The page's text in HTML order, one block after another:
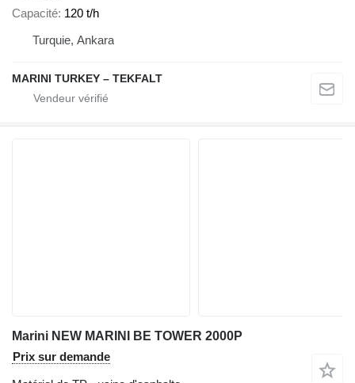
Capacité 120 t/h
Turquie, Ankara
MARINI TURKEY – TEKFALT
Marini NEW MARINI BE TOWER 2000P
Prix sur demande